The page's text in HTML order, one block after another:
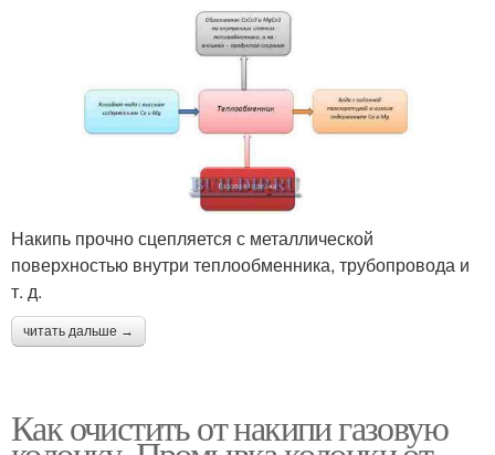
Накипь прочно сцепляется с металлической
поверхностью внутри теплообменника, трубопровода и
т. д.
читать дальше →
Как очистить от накипи газовую